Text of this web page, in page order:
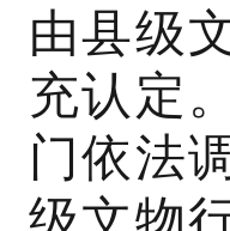
由县级
充认定
门依法